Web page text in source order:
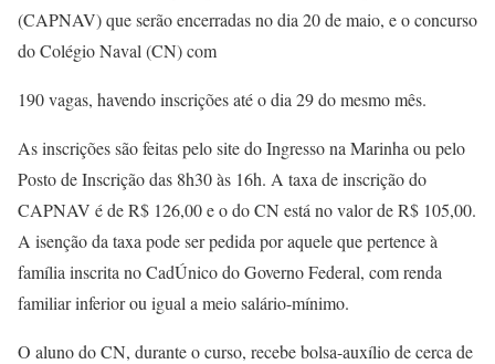
(CAPNAV) que serão encerradas no dia 20 de maio, e o concurso
do Colégio Naval (CN) com
190 vagas, havendo inscrições até o dia 29 do mesmo mês.
As inscrições são feitas pelo site do Ingresso na Marinha ou pelo
Posto de Inscrição das 8h30 às 16h. A taxa de inscrição do
CAPNAV é de R$ 126,00 e o do CN está no valor de R$ 105,00.
A isenção da taxa pode ser pedida por aquele que pertence à
família inscrita no CadÚnico do Governo Federal, com renda
familiar inferior ou igual a meio salário-mínimo.
O aluno do CN, durante o curso, recebe bolsa-auxílio de cerca de